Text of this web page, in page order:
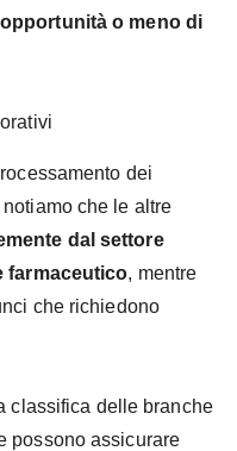
o meno di
dei
che le altre
dal settore
farmaceutico, mentre
che richiedono
classifica delle branche
possono assicurare